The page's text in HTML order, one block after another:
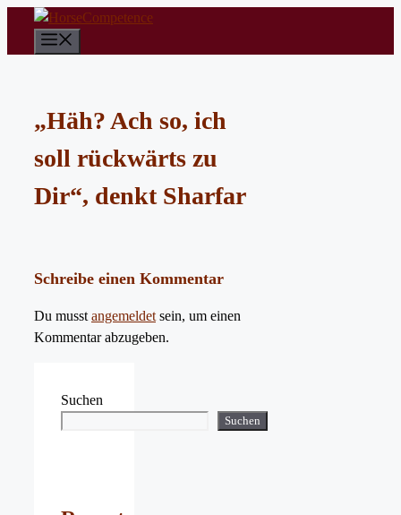
springen
„Häh? Ach so, ich
soll rückwärts zu
Dir“, denkt Sharfar
Schreibe einen Kommentar
Du musst angemeldet sein, um einen
Kommentar abzugeben.
Suchen
Suchen